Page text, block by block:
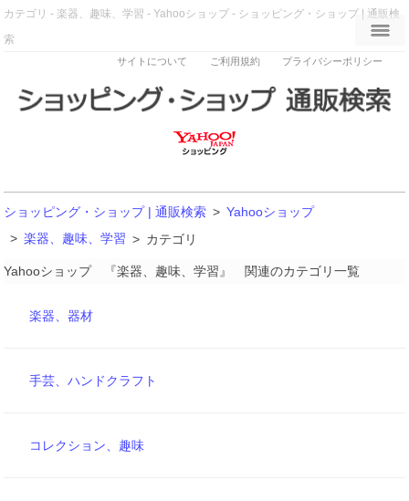
カテゴリ - 楽器、趣味、学習 - Yahooショップ - ショッピング・ショップ | 通販検
索
サイトについて ご利用規約 プライバシーポリシー
ショッピング・ショップ | 通販検索 > Yahooショップ
> 楽器、趣味、学習 > カテゴリ
Yahooショップ 『楽器、趣味、学習』 関連のカテゴリ一覧
楽器、器材
手芸、ハンドクラフト
コレクション、趣味